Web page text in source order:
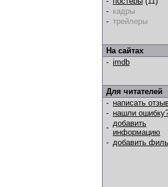
- кадры
- трейлеры
На сайтах
- imdb
Для читателей
- написать
- нашли
- добавить
информацию
- добавить